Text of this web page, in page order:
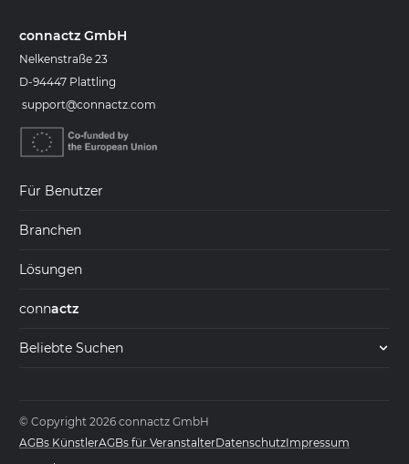
connactz GmbH
Nelkenstraße 23
D-94447 Plattling
support@connactz.com
Für Benutzer
Branchen
Lösungen
connactz
Beliebte Suchen
© Copyright 2026 connactz GmbH
AGBs KünstlerAGBs für VeranstalterDatenschutzImpressum